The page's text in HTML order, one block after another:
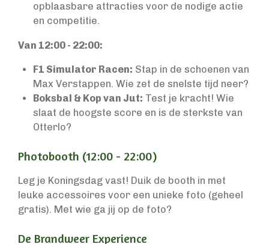
opblaasbare attracties voor de nodige actie
en competitie.
Van 12:00 - 22:00:
F1 Simulator Racen: Stap in de schoenen van
Max Verstappen. Wie zet de snelste tijd neer?
Boksbal & Kop van Jut: Test je kracht! Wie
slaat de hoogste score en is de sterkste van
Otterlo?
Photobooth (12:00 - 22:00)
Leg je Koningsdag vast! Duik de booth in met
leuke accessoires voor een unieke foto (geheel
gratis). Met wie ga jij op de foto?
De Brandweer Experience